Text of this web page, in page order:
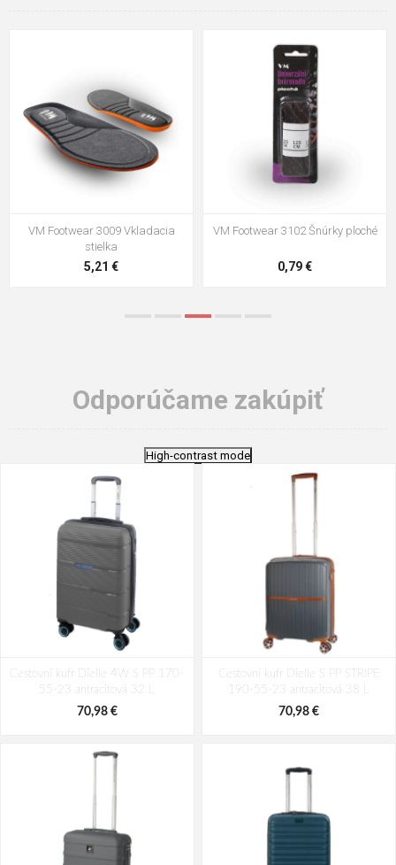
VM Footwear 3009 Vkladacia
stielka
5,21 €
VM Footwear 3102 Šnúrky ploché
0,79 €
Odporúčame zakúpiť
High-contrast mode
Cestovní kufr Dielle 4W S PP 170-
55-23 antracitová 32 L
70,98 €
Cestovní kufr Dielle S PP STRIPE
190-55-23 antracitová 38 L
70,98 €